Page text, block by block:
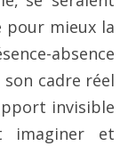
pour mieux la
absence
cadre réel
invisible
imaginer et